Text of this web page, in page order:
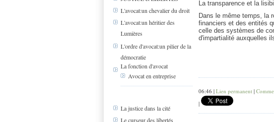
L'avocat:un chevalier du droit
L'avocat:un héritier des
Lumières
L'ordre d'avocat:un pilier de la
démocratie
La fonction d'avocat
Avocat en entreprise
La justice dans la cité
Le curseur des libertés
La transparence et la
Dans le même temps, la
financiers et des entités
celle des systèmes de
d'impartialité auxquelles
06:46 | Lien permanent |
|